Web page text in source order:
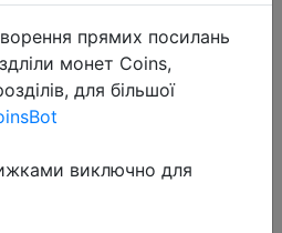
прямих посилань
монет Coins,
для більшої
виключно для